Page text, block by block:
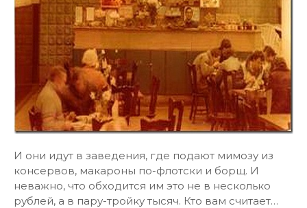
И они идут в заведения, где подают мимозу из
консервов, макароны по-флотски и борщ. И
неважно, что обходится им это не в несколько
рублей, а в пару-тройку тысяч. Кто вам считает…